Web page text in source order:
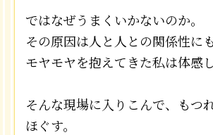
ではなぜうまくいかないのか。
その原因は人と人との関係性に
モヤモヤを抱えてきた私は体感し
そんな現場に入りこんで、もつ
ほぐす。